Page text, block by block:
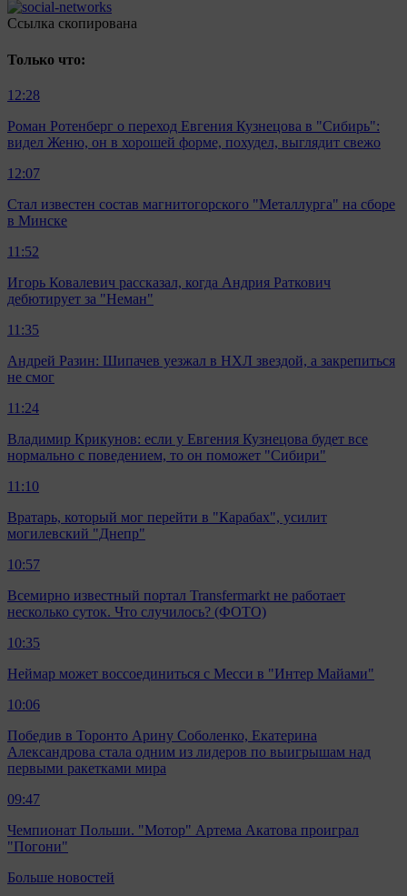
Ccылка скопирована
Только что:
12:28
Роман Ротенберг о переход Евгения Кузнецова в "Сибирь":
видел Женю, он в хорошей форме, похудел, выглядит свежо
12:07
Стал известен состав магнитогорского "Металлурга" на сборе
в Минске
11:52
Игорь Ковалевич рассказал, когда Андрия Раткович
дебютирует за "Неман"
11:35
Андрей Разин: Шипачев уезжал в НХЛ звездой, а закрепиться
не смог
11:24
Владимир Крикунов: если у Евгения Кузнецова будет все
нормально с поведением, то он поможет "Сибири"
11:10
Вратарь, который мог перейти в "Карабах", усилит
могилевский "Днепр"
10:57
Всемирно известный портал Transfermarkt не работает
несколько суток. Что случилось? (ФОТО)
10:35
Неймар может воссоединиться с Месси в "Интер Майами"
10:06
Победив в Торонто Арину Соболенко, Екатерина
Александрова стала одним из лидеров по выигрышам над
первыми ракетками мира
09:47
Чемпионат Польши. "Мотор" Артема Акатова проиграл
"Погони"
Больше новостей